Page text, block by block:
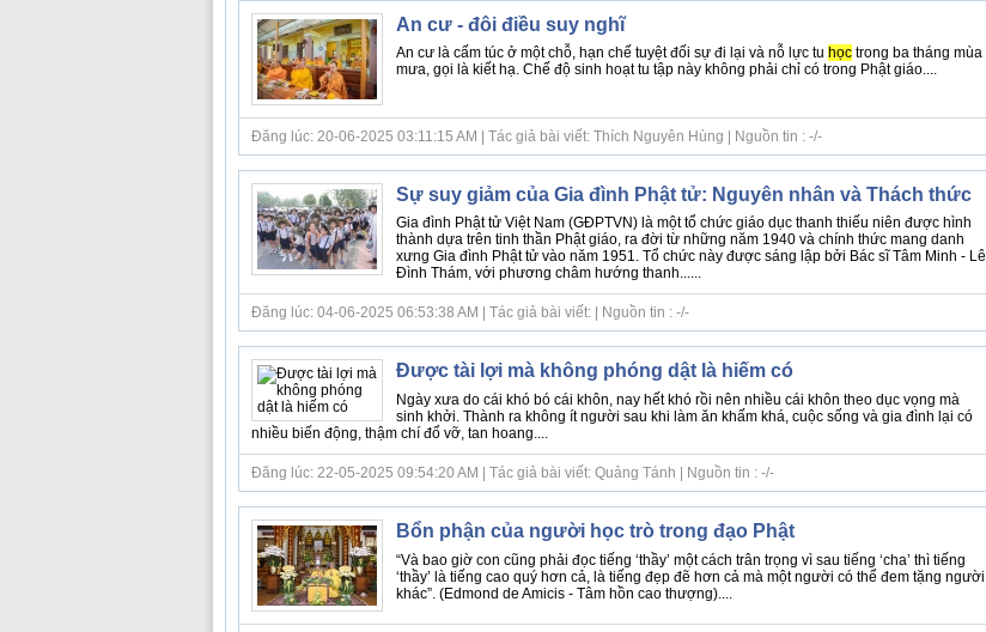
An cư - đôi điều suy nghĩ
An cư là cấm túc ở một chỗ, hạn chế tuyệt đối sự đi lại và nỗ lực tu họctrong ba tháng mùa
mưa, gọi là kiết hạ. Chế độ sinh hoạt tu tập này không phải chỉ có trong Phật giáo....
Đăng lúc: 20-06-2025 03:11:15 AM | Tác giả bài viết: Thích Nguyên Hùng | Nguồn tin : -/-
Sự suy giảm của Gia đình Phật tử: Nguyên nhân và Thách thức
Gia đình Phật tử Việt Nam (GĐPTVN) là một tổ chức giáo dục thanh thiếu niên được hình
thành dựa trên tinh thần Phật giáo, ra đời từ những năm 1940 và chính thức mang danh
xưng Gia đình Phật tử vào năm 1951. Tổ chức này được sáng lập bởi Bác sĩ Tâm Minh - Lê
Đình Thám, với phương châm hướng thanh......
Đăng lúc: 04-06-2025 06:53:38 AM | Tác giả bài viết: | Nguồn tin : -/-
Được tài lợi mà không phóng dật là hiếm có
Ngày xưa do cái khó bó cái khôn, nay hết khó rồi nên nhiều cái khôn theo dục vọng mà
sinh khởi. Thành ra không ít người sau khi làm ăn khấm khá, cuộc sống và gia đình lại có
nhiều biến động, thậm chí đổ vỡ, tan hoang....
Đăng lúc: 22-05-2025 09:54:20 AM | Tác giả bài viết: Quảng Tánh | Nguồn tin : -/-
Bổn phận của người học trò trong đạo Phật
“Và bao giờ con cũng phải đọc tiếng ‘thầy’ một cách trân trọng vì sau tiếng ‘cha’ thì tiếng
‘thầy’ là tiếng cao quý hơn cả, là tiếng đẹp đẽ hơn cả mà một người có thể đem tặng người
khác”. (Edmond de Amicis - Tâm hồn cao thượng)....